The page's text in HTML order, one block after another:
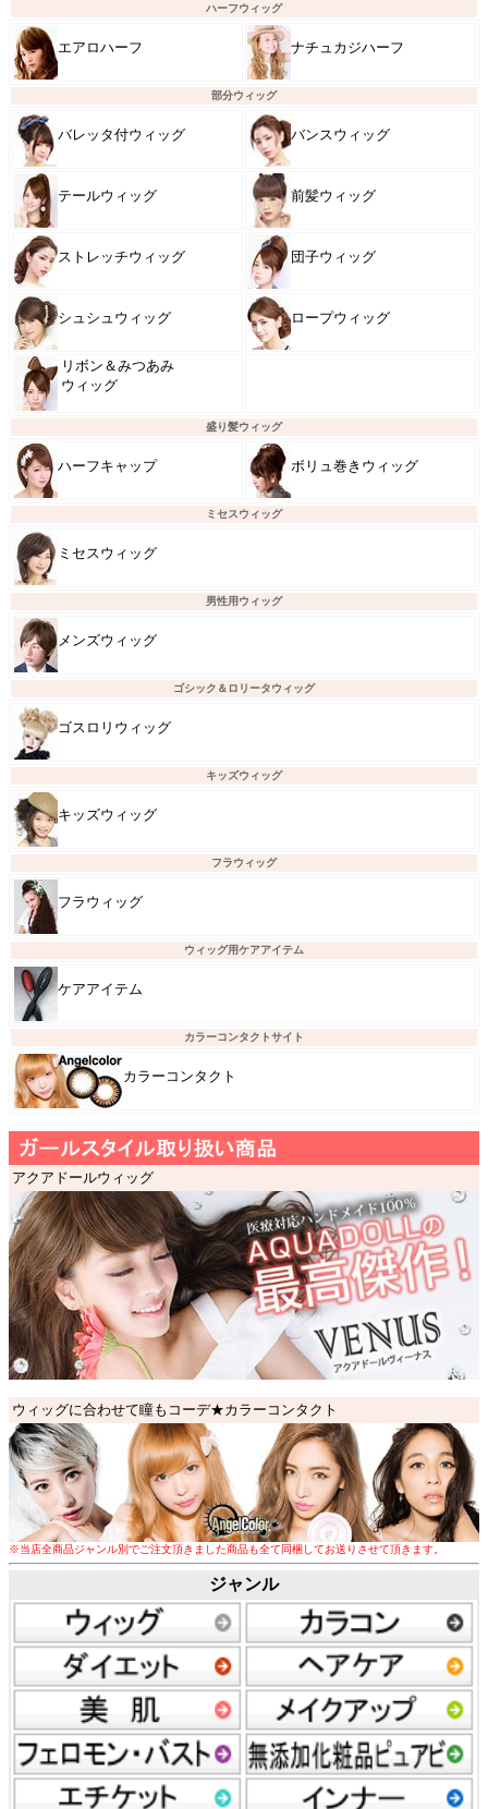
ハーフウィッグ
エアロハーフ ナチュカジハーフ
部分ウィッグ
バレッタ付ウィッグ バンスウィッグ
テールウィッグ 前髪ウィッグ
ストレッチウィッグ 団子ウィッグ
シュシュウィッグ ロープウィッグ
リボン＆みつあみ
ウィッグ
盛り髪ウィッグ
ハーフキャップ ボリュ巻きウィッグ
ミセスウィッグ
ミセスウィッグ
男性用ウィッグ
メンズウィッグ
ゴシック＆ロリータウィッグ
ゴスロリウィッグ
キッズウィッグ
キッズウィッグ
フラウィッグ
フラウィッグ
ウィッグ用ケアアイテム
ケアアイテム
カラーコンタクトサイト
カラーコンタクト
アクアドールウィッグ
ウィッグに合わせて瞳もコーデ★カラーコンタクト
※当店全商品ジャンル別でご注文頂きました商品も全て同梱してお送りさせて頂きます
ジャンル